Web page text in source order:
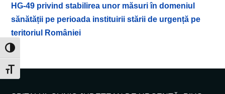
Toggle High Contrast
Toggle Font size
HG-49 privind stabilirea unor măsuri în domeniul
sănătății pe perioada instituirii stării de urgență pe
teritoriul României